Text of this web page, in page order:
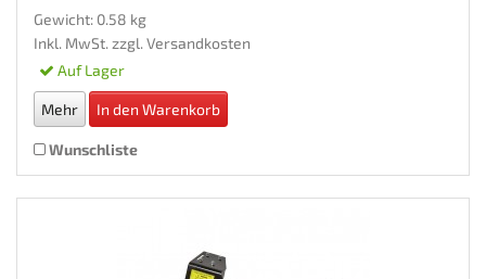
Gewicht: 0.58 kg
Inkl. MwSt. zzgl. Versandkosten
Auf Lager
Mehr In den Warenkorb
Wunschliste